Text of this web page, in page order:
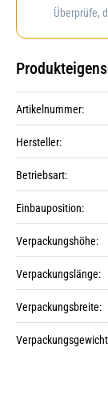
Überprüfe,
Artikelnummer:
Hersteller:
Betriebsart:
Einbauposition:
Verpackungshöhe:
Verpackungslänge:
Verpackungsbreite: